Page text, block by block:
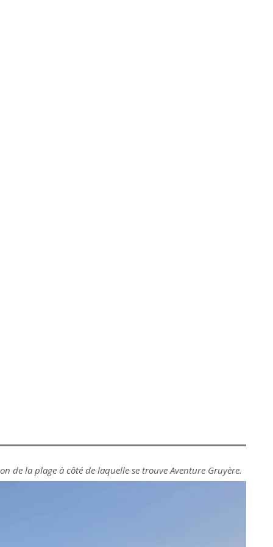
de la plage à côté de laquelle se trouve Aventure Gruyère.